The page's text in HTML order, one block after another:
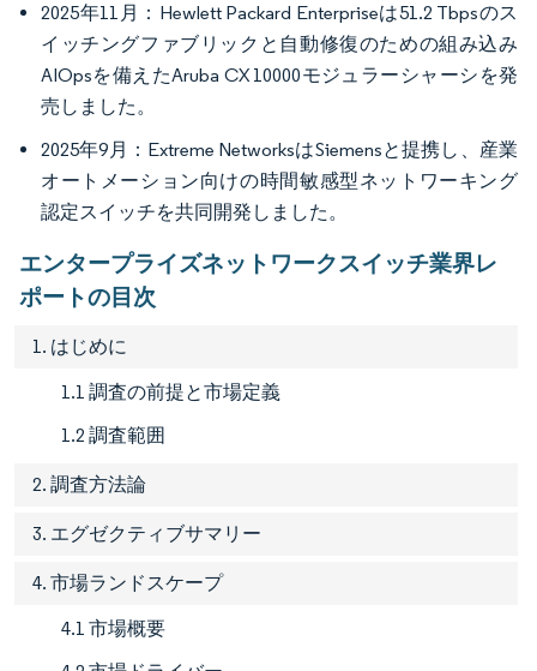
2025年11月：Hewlett Packard Enterpriseは51.2 Tbpsのス
イッチングファブリックと自動修復のための組み込み
AIOpsを備えたAruba CX 10000モジュラーシャーシを発
売しました。
2025年9月：Extreme NetworksはSiemensと提携し、産業
オートメーション向けの時間敏感型ネットワーキング
認定スイッチを共同開発しました。
エンタープライズネットワークスイッチ業界レ
ポートの目次
1. はじめに
1.1 調査の前提と市場定義
1.2 調査範囲
2. 調査方法論
3. エグゼクティブサマリー
4. 市場ランドスケープ
4.1 市場概要